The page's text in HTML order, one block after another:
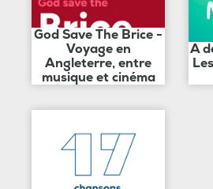
God Save The Brice -
Voyage en
Angleterre, entre
musique et cinéma
A